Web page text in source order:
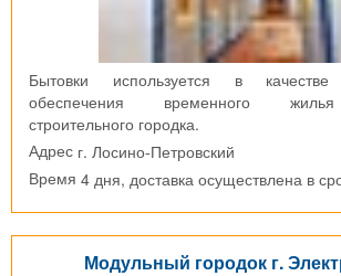
Бытовки используется в
обеспечения временного
строительного городка.
Адрес г. Лосино-Петровский
Время 4 дня, доставка осуществлена в
Модульный городок г.